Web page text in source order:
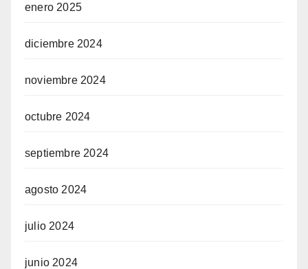
enero 2025
diciembre 2024
noviembre 2024
octubre 2024
septiembre 2024
agosto 2024
julio 2024
junio 2024